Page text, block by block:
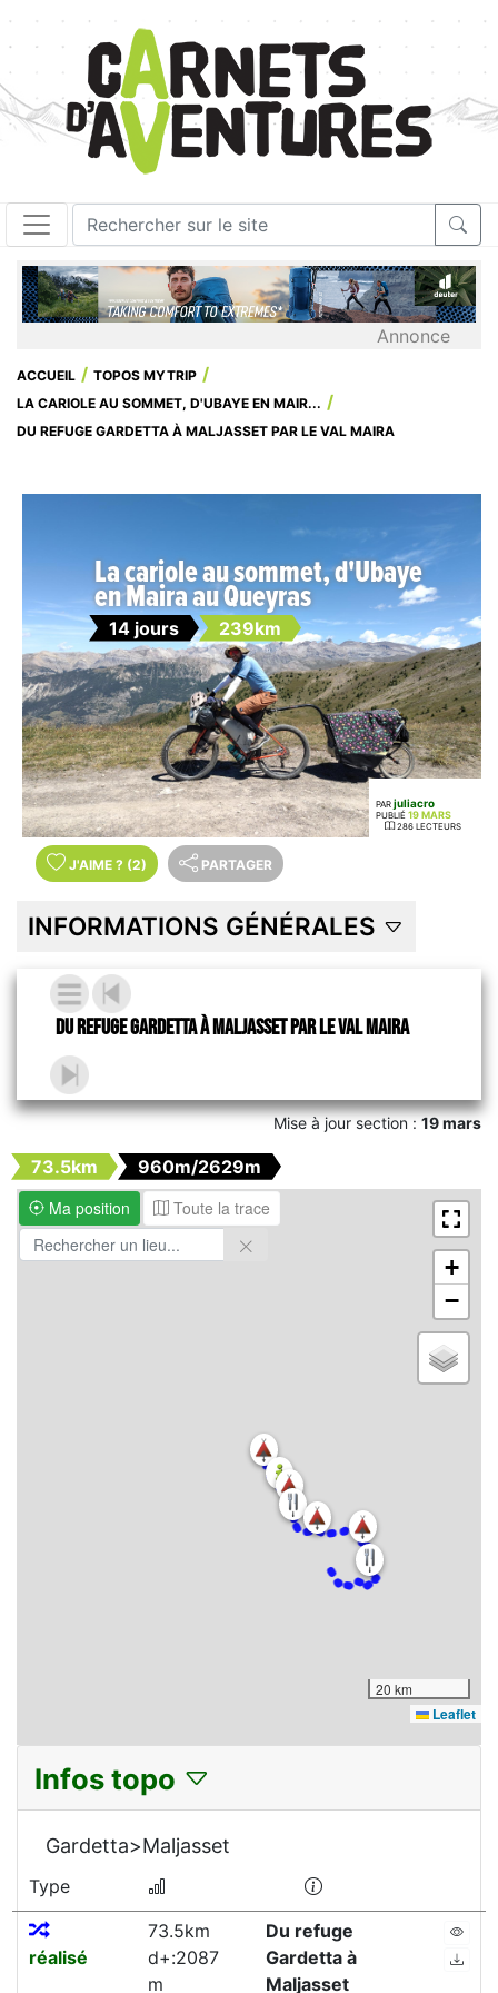
Annonce
ACCUEIL
TOPOS MYTRIP
LA CARIOLE AU SOMMET, D'UBAYE EN MAIR...
DU REFUGE GARDETTA À MALJASSET PAR LE VAL MAIRA
La cariole au sommet, d'Ubaye
en Maira au Queyras
14 jours 239km
PAR juliacro
PUBLIÉ 19 MARS
286 LECTEURS
J'AIME ? (2) PARTAGER
INFORMATIONS GÉNÉRALES
Du refuge Gardetta à Maljasset par le Val Maira
Mise à jour section :19 mars
73.5km
960m/2629m
Ma position
Toute la trace
+
−
20 km
Leaflet
Infos topo
Gardetta>Maljasset
Type
réalisé
73.5km
d+:2087
m
Du refuge
Gardetta à
Maljasset